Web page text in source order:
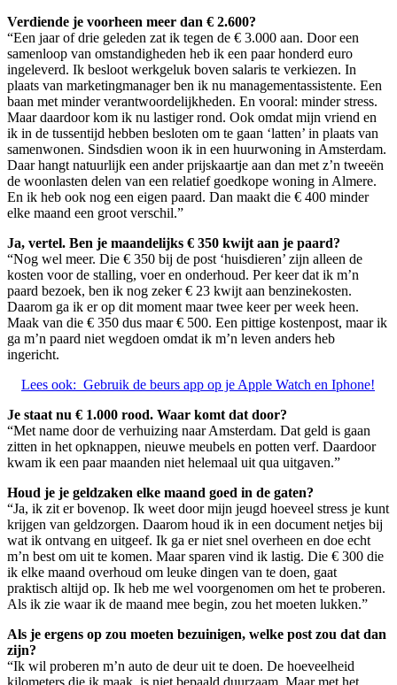
Verdiende je voorheen meer dan € 2.600?
“Een jaar of drie geleden zat ik tegen de € 3.000 aan. Door een
samenloop van omstandigheden heb ik een paar honderd euro
ingeleverd. Ik besloot werkgeluk boven salaris te verkiezen. In
plaats van marketingmanager ben ik nu managementassistente. Een
baan met minder verantwoordelijkheden. En vooral: minder stress.
Maar daardoor kom ik nu lastiger rond. Ook omdat mijn vriend en
ik in de tussentijd hebben besloten om te gaan ‘latten’ in plaats van
samenwonen. Sindsdien woon ik in een huurwoning in Amsterdam.
Daar hangt natuurlijk een ander prijskaartje aan dan met z’n tweeën
de woonlasten delen van een relatief goedkope woning in Almere.
En ik heb ook nog een eigen paard. Dan maakt die € 400 minder
elke maand een groot verschil.”
Ja, vertel. Ben je maandelijks € 350 kwijt aan je paard?
“Nog wel meer. Die € 350 bij de post ‘huisdieren’ zijn alleen de
kosten voor de stalling, voer en onderhoud. Per keer dat ik m’n
paard bezoek, ben ik nog zeker € 23 kwijt aan benzinekosten.
Daarom ga ik er op dit moment maar twee keer per week heen.
Maak van die € 350 dus maar € 500. Een pittige kostenpost, maar ik
ga m’n paard niet wegdoen omdat ik m’n leven anders heb
ingericht.
Lees ook: Gebruik de beurs app op je Apple Watch en Iphone!
Je staat nu € 1.000 rood. Waar komt dat door?
“Met name door de verhuizing naar Amsterdam. Dat geld is gaan
zitten in het opknappen, nieuwe meubels en potten verf. Daardoor
kwam ik een paar maanden niet helemaal uit qua uitgaven.”
Houd je je geldzaken elke maand goed in de gaten?
“Ja, ik zit er bovenop. Ik weet door mijn jeugd hoeveel stress je kunt
krijgen van geldzorgen. Daarom houd ik in een document netjes bij
wat ik ontvang en uitgeef. Ik ga er niet snel overheen en doe echt
m’n best om uit te komen. Maar sparen vind ik lastig. Die € 300 die
ik elke maand overhoud om leuke dingen van te doen, gaat
praktisch altijd op. Ik heb me wel voorgenomen om het te proberen.
Als ik zie waar ik de maand mee begin, zou het moeten lukken.”
Als je ergens op zou moeten bezuinigen, welke post zou dat dan
zijn?
“Ik wil proberen m’n auto de deur uit te doen. De hoeveelheid
kilometers die ik maak, is niet bepaald duurzaam. Maar met het